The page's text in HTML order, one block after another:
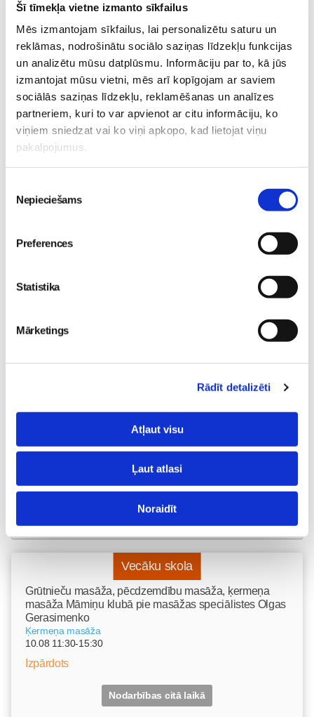
Šī tīmekļa vietne izmanto sīkfailus
Mēs izmantojam sīkfailus, lai personalizētu saturu un
reklāmas, nodrošinātu sociālo saziņas līdzekļu funkcijas
un analizētu mūsu datplūsmu. Informāciju par to, kā jūs
izmantojat mūsu vietni, mēs arī kopīgojam ar saviem
sociālās saziņas līdzekļu, reklamēšanas un analīzes
partneriem, kuri to var apvienot ar citu informāciju, ko
viņiem sniedzat vai ko viņi apkopo, kad lietojat viņu
pakalpojumus.
izvēle
Nepieciešams
Preferences
Statistika
Mārketings
Rādīt detalizēti
Atļaut visu
Ļaut atlasi
Noraidīt
06. Aug 20:04
5 svarīgi soļi, lai bērns
skolā atgrieztos vesels un
gatavs mācībām
Sievietēm
No 16. oktobra atvērsies
filmas “Kristofers un divu
pasauļu atslēga” treileris
Sākam jauno Māmiņu
Vecāku skola
Grūtnieču masāža, pēcdzemdību masāža, ķermeņa
masāža Māmiņu klubā pie masāžas speciālistes Olgas
Gerasimenko
Ķermeņa masāža
10.08 11:30-15:30
Izpārdots
Nodarbības citā laikā